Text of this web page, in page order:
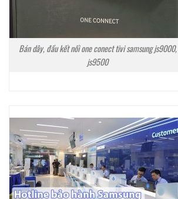
Bán dây, đầu kết nối one conect tivi samsung js9000,
js9500